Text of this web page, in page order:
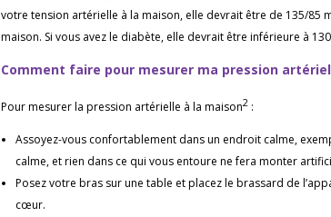
votre tension artérielle à la maison, elle devrait être de 135/85
maison. Si vous avez le diabète, elle devrait être inférieure à
Comment faire pour mesurer ma pression
Pour mesurer la pression artérielle à la maison2 :
Assoyez-vous confortablement dans un endroit calme,
calme, et rien dans ce qui vous entoure ne fera monter
Posez votre bras sur une table et placez le brassard de
cœur.